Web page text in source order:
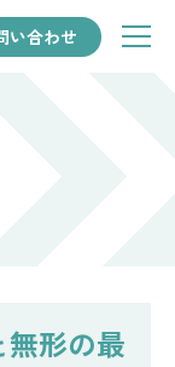
い合わせ
形の最